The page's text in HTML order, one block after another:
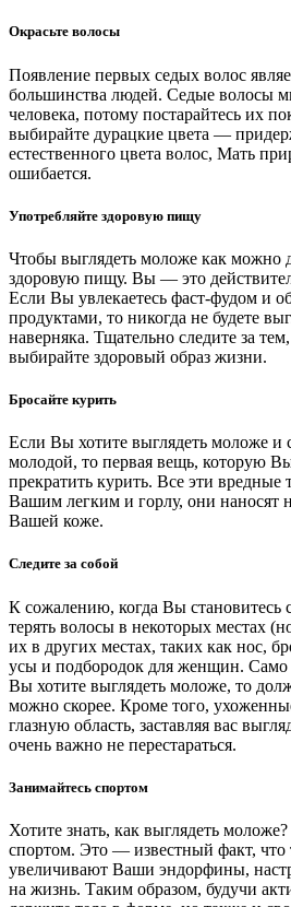
Окрасьте волосы
Появление первых седых волос
большинства людей. Седые волосы
человека, потому постарайтесь их
выбирайте дурацкие цвета —
естественного цвета волос, Мать
ошибается.
Употребляйте здоровую пищу
Чтобы выглядеть моложе как можно
здоровую пищу. Вы — это
Если Вы увлекаетесь фаст-фудом и
продуктами, то никогда не будете
наверняка. Тщательно следите за
выбирайте здоровый образ жизни.
Бросайте курить
Если Вы хотите выглядеть моложе и
молодой, то первая вещь, которую
прекратить курить. Все эти вредные
Вашим легким и горлу, они наносят
Вашей коже.
Следите за собой
К сожалению, когда Вы становитесь
терять волосы в некоторых местах
их в других местах, таких как нос,
усы и подбородок для женщин. Само
Вы хотите выглядеть моложе, то
можно скорее. Кроме того,
глазную область, заставляя вас
очень важно не перестараться.
Занимайтесь спортом
Хотите знать, как выглядеть
спортом. Это — известный факт, что
увеличивают Ваши эндорфины,
на жизнь. Таким образом, будучи